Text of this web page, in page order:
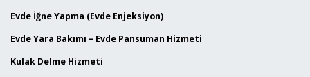
Evde İğne Yapma (Evde Enjeksiyon)
Evde Yara Bakımı – Evde Pansuman Hizmeti
Kulak Delme Hizmeti